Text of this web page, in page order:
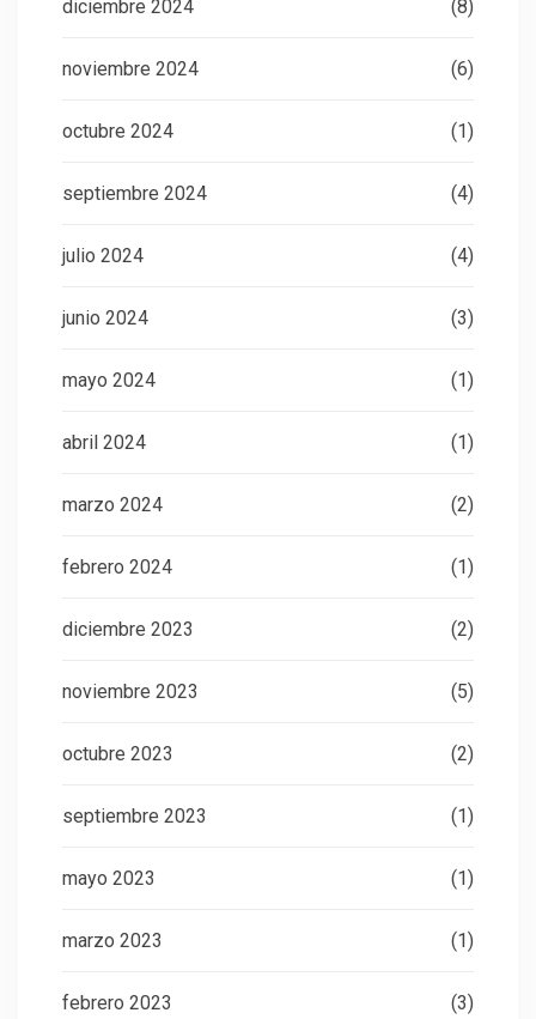
diciembre 2024 (8)
noviembre 2024 (6)
octubre 2024 (1)
septiembre 2024 (4)
julio 2024 (4)
junio 2024 (3)
mayo 2024 (1)
abril 2024 (1)
marzo 2024 (2)
febrero 2024 (1)
diciembre 2023 (2)
noviembre 2023 (5)
octubre 2023 (2)
septiembre 2023 (1)
mayo 2023 (1)
marzo 2023 (1)
febrero 2023 (3)